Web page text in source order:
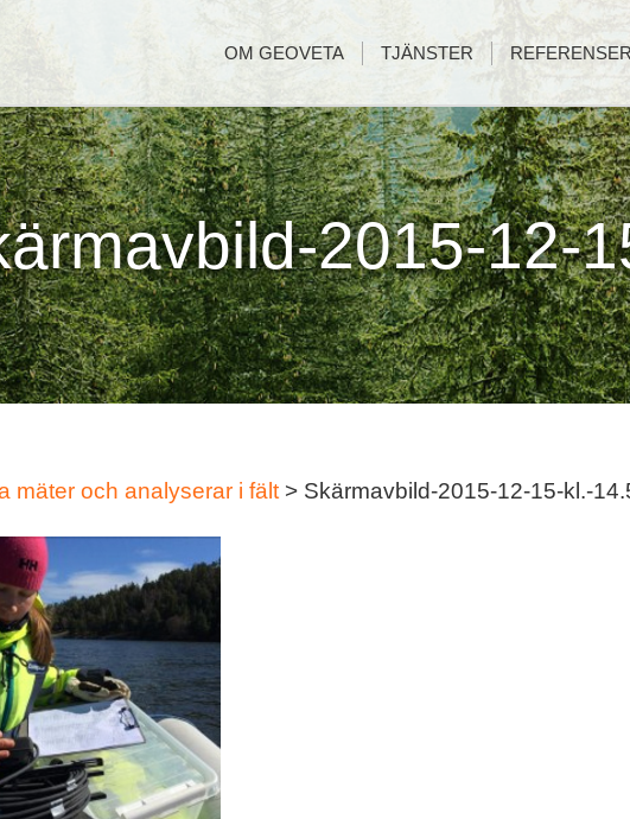
OM GEOVETA TJÄNSTER REFERENSER
2015-12-
mäter och analyserar i fält > Skärmavbild-2015-12-15-kl.-